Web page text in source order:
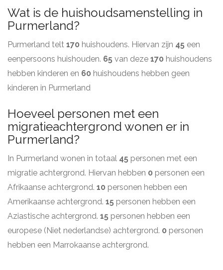
Wat is de huishoudsamenstelling in
Purmerland?
Purmerland telt 170 huishoudens. Hiervan zijn 45 een
eenpersoons huishouden. 65 van deze 170 huishoudens
hebben kinderen en 60 huishoudens hebben geen
kinderen in Purmerland
Hoeveel personen met een
migratieachtergrond wonen er in
Purmerland?
In Purmerland wonen in totaal 45 personen met een
migratie achtergrond. Hiervan hebben 0 personen een
Afrikaanse achtergrond. 10 personen hebben een
Amerikaanse achtergrond. 15 personen hebben een
Aziastische achtergrond. 15 personen hebben een
europese (Niet nederlandse) achtergrond. 0 personen
hebben een Marrokaanse achtergrond.